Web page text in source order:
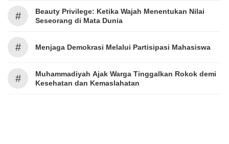
#
Beauty Privilege: Ketika Wajah Menentukan Nilai
Seseorang di Mata Dunia
# Menjaga Demokrasi Melalui Partisipasi Mahasiswa
#
Muhammadiyah Ajak Warga Tinggalkan Rokok demi
Kesehatan dan Kemaslahatan